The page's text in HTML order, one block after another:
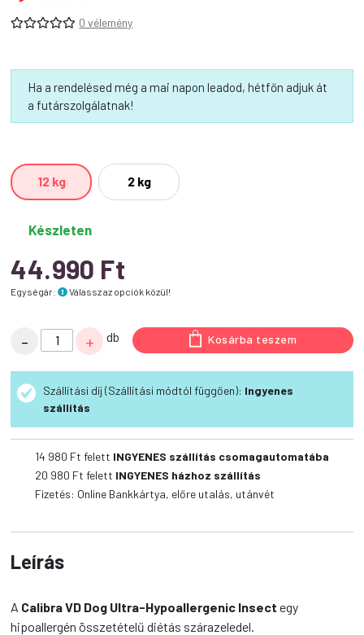
0 vélemény
Ha a rendelésed még a mai napon leadod, hétfőn adjuk át
a futárszolgálatnak!
12 kg 2 kg
Készleten
44.990 Ft
Egységár: Válassz az opciók közül!
-
Calibra
VD
Dog
Ultra-
Hypoallergenic
kutyatáp
mennyiség
+ db Kosárba teszem
Szállítási díj (Szállítási módtól függően): Ingyenes
szállítás
14 980 Ft felett INGYENES szállítás csomagautomatába
20 980 Ft felett INGYENES házhoz szállítás
Fizetés: Online Bankkártya, előre utalás, utánvét
Leírás
A Calibra VD Dog Ultra-Hypoallergenic Insectegy
hipoallergén összetételű diétás szárazeledel.